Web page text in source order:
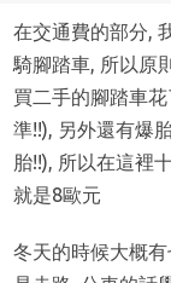
在交通費的部分,
騎腳踏車, 所以原
買二手的腳踏車
準!!), 另外還有爆
胎!!), 所以在這裡
就是8歐元
冬天的時候大概